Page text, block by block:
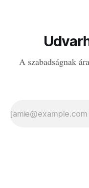
A szabadságnak